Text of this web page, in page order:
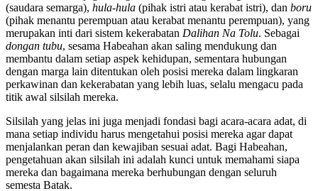
(saudara semarga), hula-hula (pihak istri atau kerabat istri), dan boru
(pihak menantu perempuan atau kerabat menantu perempuan), yang
merupakan inti dari sistem kekerabatan Dalihan Na Tolu. Sebagai
dongan tubu, sesama Habeahan akan saling mendukung dan
membantu dalam setiap aspek kehidupan, sementara hubungan
dengan marga lain ditentukan oleh posisi mereka dalam lingkaran
perkawinan dan kekerabatan yang lebih luas, selalu mengacu pada
titik awal silsilah mereka.
Silsilah yang jelas ini juga menjadi fondasi bagi acara-acara adat, di
mana setiap individu harus mengetahui posisi mereka agar dapat
menjalankan peran dan kewajiban sesuai adat. Bagi Habeahan,
pengetahuan akan silsilah ini adalah kunci untuk memahami siapa
mereka dan bagaimana mereka berhubungan dengan seluruh
semesta Batak.